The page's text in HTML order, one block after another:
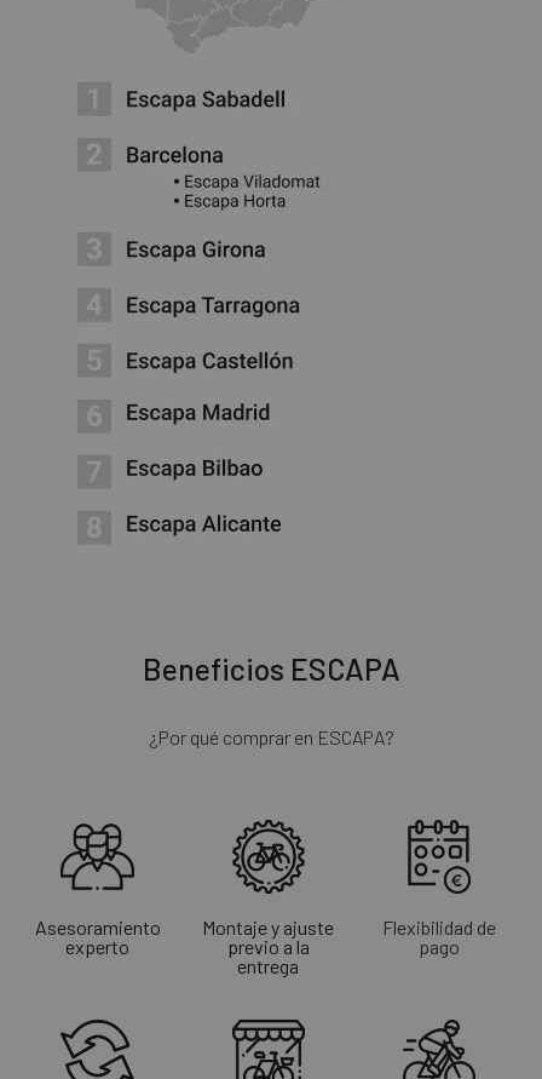
Beneficios ESCAPA
¿Por qué comprar en ESCAPA?
Asesoramiento
experto
Montaje y ajuste
previo a la
entrega
Flexibilidad de
pago